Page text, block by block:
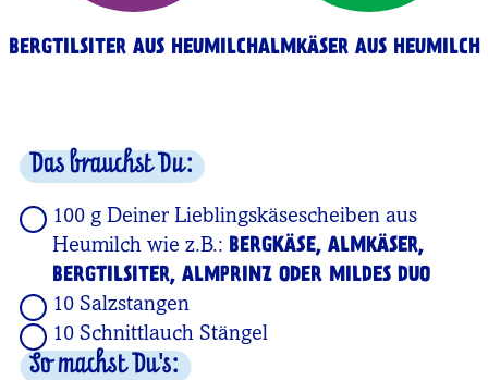
BERGTILSITER AUS HEUMILCHALMKÄSER AUS HEUMILCH
Das brauchst Du:
100 g Deiner Lieblingskäsescheiben aus
Heumilch wie z.B.: BERGKÄSE, ALMKÄSER,
BERGTILSITER, ALMPRINZ ODER MILDES DUO
10 Salzstangen
10 Schnittlauch Stängel
So machst Du's: